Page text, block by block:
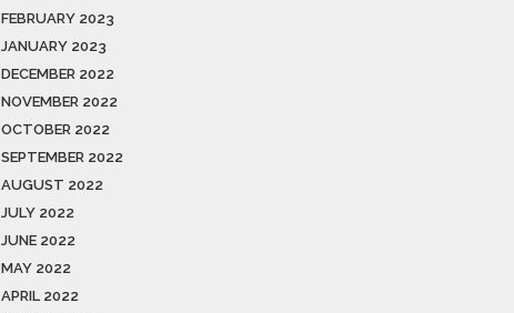
FEBRUARY 2023
JANUARY 2023
DECEMBER 2022
NOVEMBER 2022
OCTOBER 2022
SEPTEMBER 2022
AUGUST 2022
JULY 2022
JUNE 2022
MAY 2022
APRIL 2022